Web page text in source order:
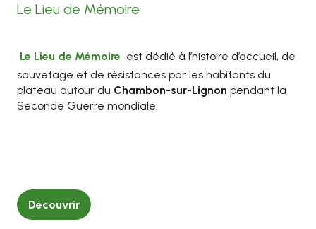
Le Lieu de Mémoire
Le Lieu de Mémoire est dédié à l’histoire d’accueil, de
sauvetage et de résistances par les habitants du
plateau autour du Chambon-sur-Lignon pendant la
Seconde Guerre mondiale.
Découvrir